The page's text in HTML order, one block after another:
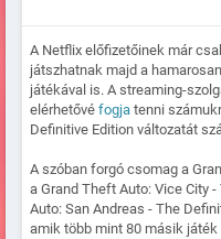
A Netflix előfizetőinek már
játszhatnak majd a
játékával is. A streaming-
elérhetővé fogjatenni
Definitive Edition változatát
A szóban forgó csomag a
a Grand Theft Auto: Vice City
Auto: San Andreas - The
amik több mint 80 másik